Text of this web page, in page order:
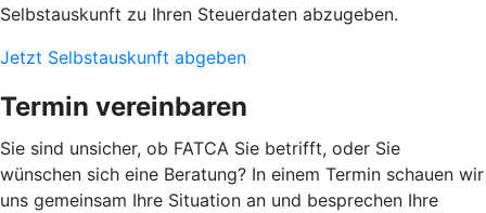
Selbstauskunft zu Ihren Steuerdaten abzugeben.
Jetzt Selbstauskunft abgeben
Termin vereinbaren
Sie sind unsicher, ob FATCA Sie betrifft, oder Sie
wünschen sich eine Beratung? In einem Termin schauen wir
uns gemeinsam Ihre Situation an und besprechen Ihre